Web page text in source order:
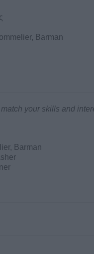
Barman
your skills and
Barman